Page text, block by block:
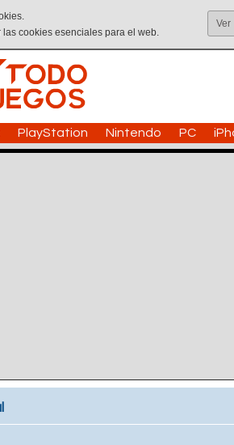
las cookies esenciales para el web.
Ver
PlayStation Nintendo PC